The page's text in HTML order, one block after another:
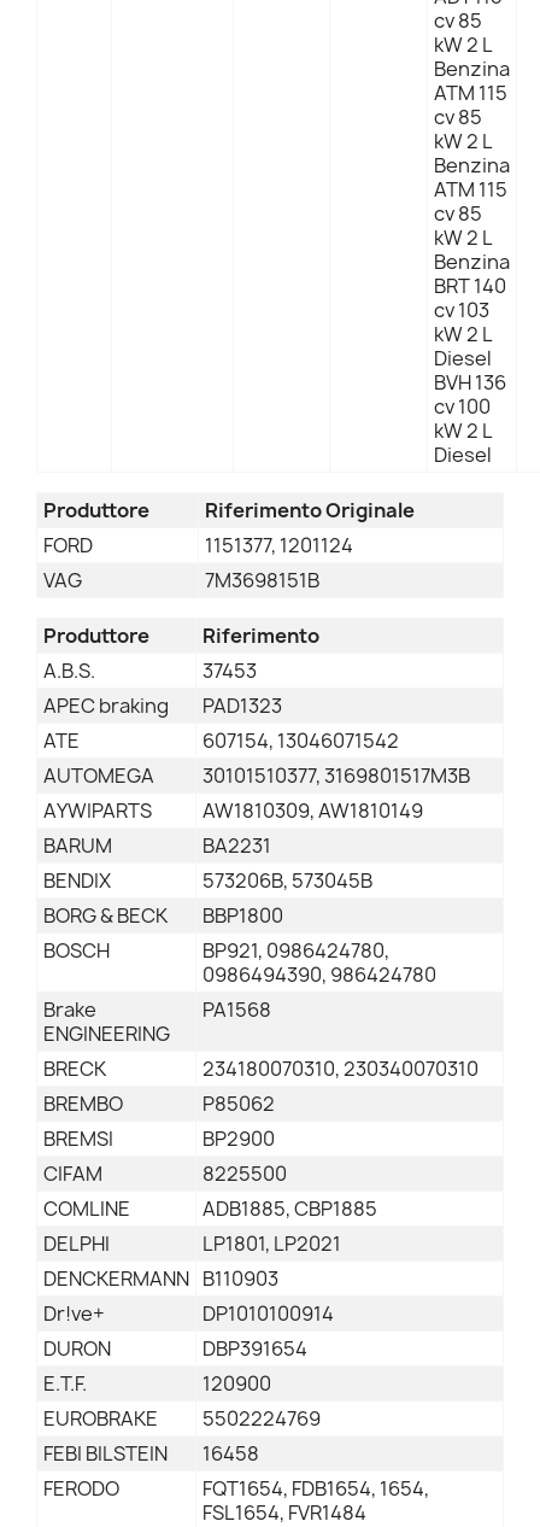
cv 85
kW 2 L
Benzina
ATM 115
cv 85
kW 2 L
Benzina
ATM 115
cv 85
kW 2 L
Benzina
BRT 140
cv 103
kW 2 L
Diesel
BVH 136
cv 100
kW 2 L
Diesel
Produttore
Riferimento Originale
FORD
1151377, 1201124
VAG
7M3698151B
Produttore
Riferimento
A.B.S.
37453
APEC braking
PAD1323
ATE
607154, 13046071542
AUTOMEGA
30101510377, 3169801517M3B
AYWIPARTS
AW1810309, AW1810149
BARUM
BA2231
BENDIX
573206B, 573045B
BORG & BECK
BBP1800
BOSCH
BP921, 0986424780,
0986494390, 986424780
Brake
ENGINEERING
PA1568
BRECK
234180070310, 230340070310
BREMBO
P85062
BREMSI
BP2900
CIFAM
8225500
COMLINE
ADB1885, CBP1885
DELPHI
LP1801, LP2021
DENCKERMANN B110903
Dr!ve+
DP1010100914
DURON
DBP391654
E.T.F.
120900
EUROBRAKE
5502224769
FEBI BILSTEIN
16458
FERODO
FQT1654, FDB1654, 1654,
FSL1654, FVR1484